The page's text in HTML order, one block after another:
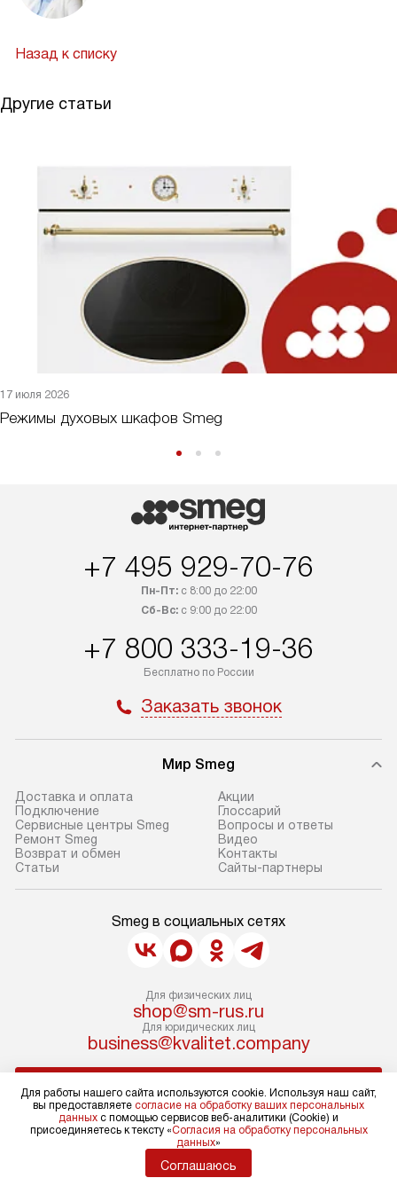
Назад к списку
Другие статьи
17 июля 2026
Режимы духовых шкафов Smeg
+7 495 929-70-76
Пн-Пт:с 8:00 до 22:00
Сб-Вс:с 9:00 до 22:00
+7 800 333-19-36
Бесплатно по России
Заказать звонок
Мир Smeg
Доставка и оплата
Подключение
Сервисные центры Smeg
Ремонт Smeg
Возврат и обмен
Статьи
Акции
Глоссарий
Вопросы и ответы
Видео
Контакты
Сайты-партнеры
Smeg в социальных сетях
Для физических лиц
shop@sm-rus.ru
Для юридических лиц
business@kvalitet.company
Политика конфиденциальности
Условия продажи
Карта сайта
Для работы нашего сайта используются cookie. Используя наш сайт,
вы предоставляете согласие на обработку ваших персональных
данных с помощью сервисов веб-аналитики (Cookie) и
присоединяетесь к тексту «Согласия на обработку персональных
данных»
Соглашаюсь